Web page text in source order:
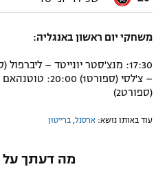
משחקי יום ראשון באנגליה:
– צ'לסי (ספורט1)
(ספורט2)
עוד באותו נושא: ארסנל ברייטון
מה דעתך